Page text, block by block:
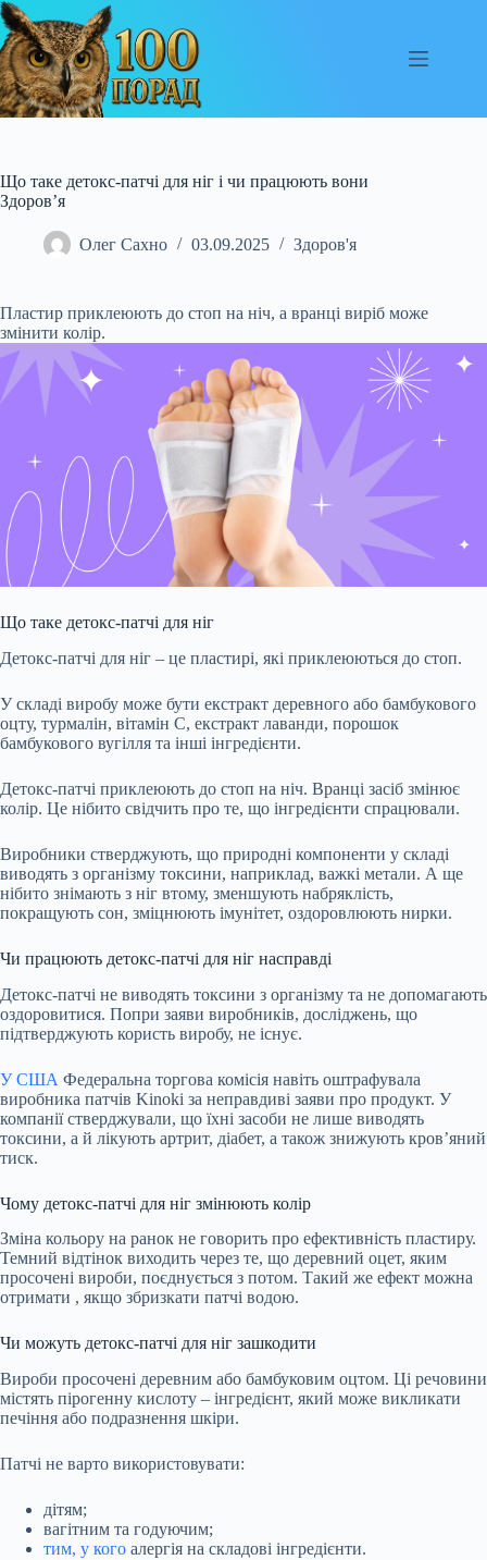
Перейти
до
вмісту
Що таке детокс-патчі для ніг і чи працюють вони
Здоров’я
Олег Сахно 03.09.2025 Здоров'я
Пластир приклеюють до стоп на ніч, а вранці виріб може
змінити колір.
Що таке детокс-патчі для ніг
Детокс-патчі для ніг – це пластирі, які приклеюються до стоп.
У складі виробу може бути екстракт деревного або бамбукового
оцту, турмалін, вітамін С, екстракт лаванди, порошок
бамбукового вугілля та інші інгредієнти.
Детокс-патчі приклеюють до стоп на ніч. Вранці засіб змінює
колір. Це нібито свідчить про те, що інгредієнти спрацювали.
Виробники стверджують, що природні компоненти у складі
виводять з організму токсини, наприклад, важкі метали. А ще
нібито знімають з ніг втому, зменшують набряклість,
покращують сон, зміцнюють імунітет, оздоровлюють нирки.
Чи працюють детокс-патчі для ніг насправді
Детокс-патчі не виводять токсини з організму та не допомагають
оздоровитися. Попри заяви виробників, досліджень, що
підтверджують користь виробу, не існує.
У США Федеральна торгова комісія навіть оштрафувала
виробника патчів Kinoki за неправдиві заяви про продукт. У
компанії стверджували, що їхні засоби не лише виводять
токсини, а й лікують артрит, діабет, а також знижують кров’яний
тиск.
Чому детокс-патчі для ніг змінюють колір
Зміна кольору на ранок не говорить про ефективність пластиру.
Темний відтінок виходить через те, що деревний оцет, яким
просочені вироби, поєднується з потом. Такий же ефект можна
отримати , якщо збризкати патчі водою.
Чи можуть детокс-патчі для ніг зашкодити
Вироби просочені деревним або бамбуковим оцтом. Ці речовини
містять пірогенну кислоту – інгредієнт, який може викликати
печіння або подразнення шкіри.
Патчі не варто використовувати:
дітям;
вагітним та годуючим;
тим, у кого алергія на складові інгредієнти.